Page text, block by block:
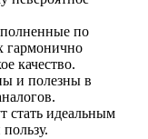
по
гармонично
качество.
и полезны в
стать идеальным